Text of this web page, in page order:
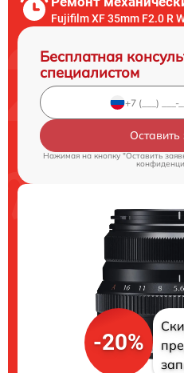
Fujifilm XF 35mm F2.0 R
Бесплатная
специалистом
Оставить
Нажимая на кнопку "Оставить
-20%